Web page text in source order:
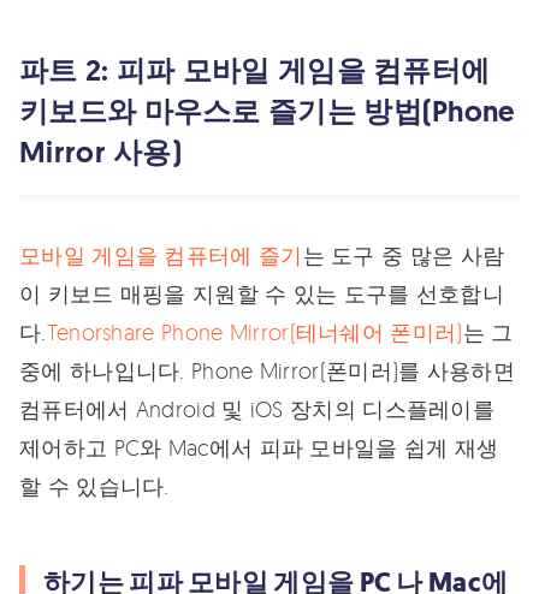
파트 2: 피파 모바일 게임을 컴퓨터에
키보드와 마우스로 즐기는 방법(Phone
Mirror 사용)
모바일 게임을 컴퓨터에 즐기는 도구 중 많은 사람
이 키보드 매핑을 지원할 수 있는 도구를 선호합니
다. Tenorshare Phone Mirror(테너쉐어 폰미러)는 그
중에 하나입니다. Phone Mirror(폰미러)를 사용하면
컴퓨터에서 Android 및 iOS 장치의 디스플레이를
제어하고 PC와 Mac에서 피파 모바일을 쉽게 재생
할 수 있습니다.
하기는 피파 모바일 게임을 PC 나 Mac에